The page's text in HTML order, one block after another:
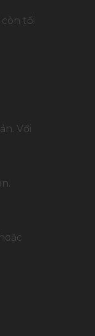
tối
Với